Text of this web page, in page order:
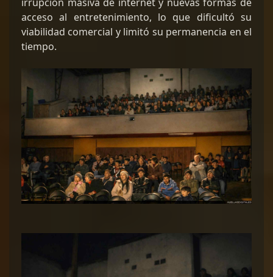
acceso al entretenimiento, lo que dificultó su
viabilidad comercial y limitó su permanencia en el
tiempo.